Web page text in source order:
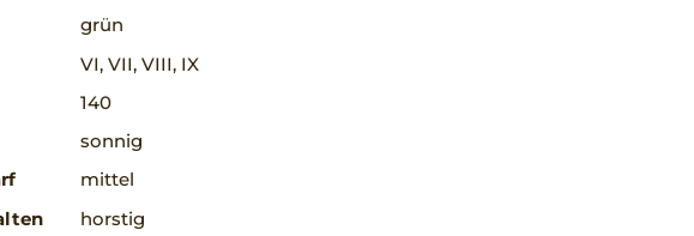
grün
VI, VII, VIII, IX
140
sonnig
mittel
horstig